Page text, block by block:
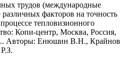
трудов (международные
факторов на точность
тепловизионного
Копи-центр, Москва, Россия,
Авторы: Енюшин В.Н., Крайнов